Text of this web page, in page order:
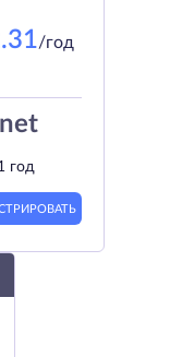
/год
net
год